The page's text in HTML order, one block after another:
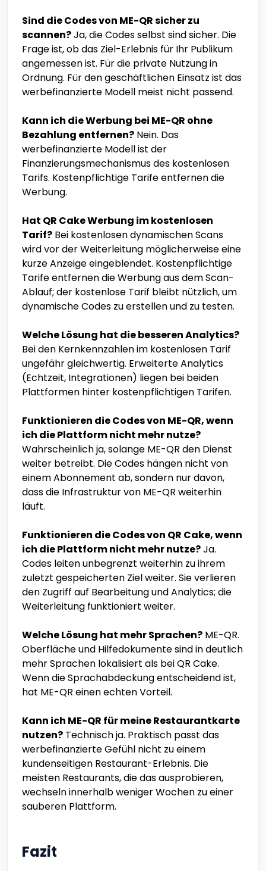
Sind die Codes von ME-QR sicher zu
scannen?Ja, die Codes selbst sind sicher. Die
Frage ist, ob das Ziel-Erlebnis für Ihr Publikum
angemessen ist. Für die private Nutzung in
Ordnung. Für den geschäftlichen Einsatz ist das
werbefinanzierte Modell meist nicht passend.
Kann ich die Werbung bei ME-QR ohne
Bezahlung entfernen? Nein. Das
werbefinanzierte Modell ist der
Finanzierungsmechanismus des kostenlosen
Tarifs. Kostenpflichtige Tarife entfernen die
Werbung.
Hat QR Cake Werbung im kostenlosen
Tarif? Bei kostenlosen dynamischen Scans
wird vor der Weiterleitung möglicherweise eine
kurze Anzeige eingeblendet. Kostenpflichtige
Tarife entfernen die Werbung aus dem Scan-
Ablauf; der kostenlose Tarif bleibt nützlich, um
dynamische Codes zu erstellen und zu testen.
Welche Lösung hat die besseren Analytics?
Bei den Kernkennzahlen im kostenlosen Tarif
ungefähr gleichwertig. Erweiterte Analytics
(Echtzeit, Integrationen) liegen bei beiden
Plattformen hinter kostenpflichtigen Tarifen.
Funktionieren die Codes von ME-QR, wenn
ich die Plattform nicht mehr nutze?
Wahrscheinlich ja, solange ME-QR den Dienst
weiter betreibt. Die Codes hängen nicht von
einem Abonnement ab, sondern nur davon,
dass die Infrastruktur von ME-QR weiterhin
läuft.
Funktionieren die Codes von QR Cake, wenn
ich die Plattform nicht mehr nutze?Ja.
Codes leiten unbegrenzt weiterhin zu ihrem
zuletzt gespeicherten Ziel weiter. Sie verlieren
den Zugriff auf Bearbeitung und Analytics; die
Weiterleitung funktioniert weiter.
Welche Lösung hat mehr Sprachen? ME-QR.
Oberfläche und Hilfedokumente sind in deutlich
mehr Sprachen lokalisiert als bei QR Cake.
Wenn die Sprachabdeckung entscheidend ist,
hat ME-QR einen echten Vorteil.
Kann ich ME-QR für meine Restaurantkarte
nutzen? Technisch ja. Praktisch passt das
werbefinanzierte Gefühl nicht zu einem
kundenseitigen Restaurant-Erlebnis. Die
meisten Restaurants, die das ausprobieren,
wechseln innerhalb weniger Wochen zu einer
sauberen Plattform.
Fazit